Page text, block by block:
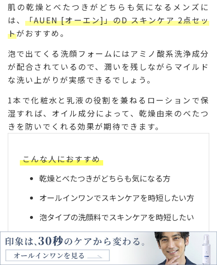
肌の乾燥とべたつきがどちらも気になるメンズに
は、「AUEN [オーエン]」のD スキンケア 2点セッ
トがおすすめ。
泡で出てくる洗顔フォームにはアミノ酸系洗浄成分
が配合されているので、潤いを残しながらマイルド
な洗い上がりが実感できるでしょう。
1本で化粧水と乳液の役割を兼ねるローションで保
湿すれば、オイル成分によって、乾燥由来のべたつ
きを防いでくれる効果が期待できます。
こんな人におすすめ
乾燥とべたつきがどちらも気になる方
オールインワンでスキンケアを時短したい方
泡タイプの洗顔料でスキンケアを時短したい
方